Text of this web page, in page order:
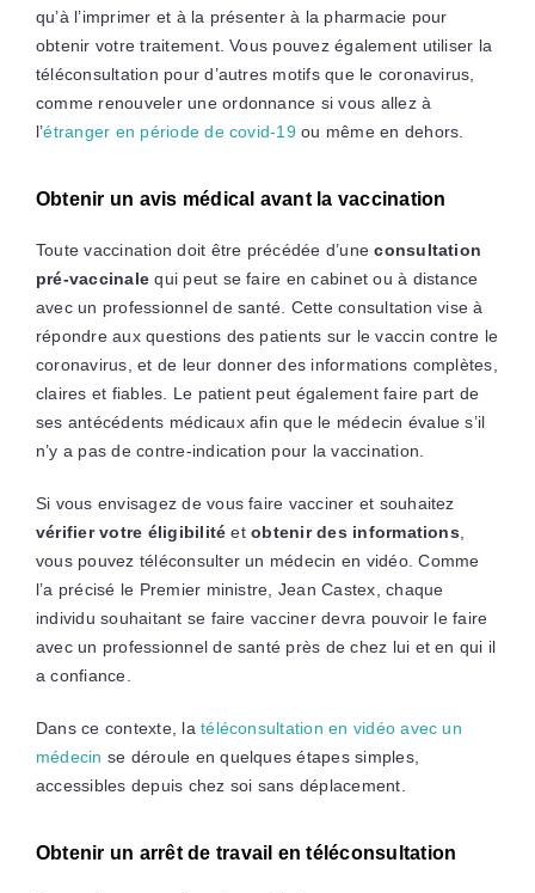
qu’à l’imprimer et à la présenter à la pharmacie pour
obtenir votre traitement. Vous pouvez également utiliser la
téléconsultation pour d’autres motifs que le coronavirus,
comme renouveler une ordonnance si vous allez à
l’étranger en période de covid-19 ou même en dehors.
Obtenir un avis médical avant la vaccination
Toute vaccination doit être précédée d’uneconsultation
pré-vaccinale qui peut se faire en cabinet ou à distance
avec un professionnel de santé. Cette consultation vise à
répondre aux questions des patients sur le vaccin contre le
coronavirus, et de leur donner des informations complètes,
claires et fiables. Le patient peut également faire part de
ses antécédents médicaux afin que le médecin évalue s’il
n’y a pas de contre-indication pour la vaccination.
Si vous envisagez de vous faire vacciner et souhaitez
vérifier votre éligibilité etobtenir des informations,
vous pouvez téléconsulter un médecin en vidéo. Comme
l’a précisé le Premier ministre, Jean Castex, chaque
individu souhaitant se faire vacciner devra pouvoir le faire
avec un professionnel de santé près de chez lui et en qui il
a confiance.
Dans ce contexte, latéléconsultation en vidéo avec un
médecin se déroule en quelques étapes simples,
accessibles depuis chez soi sans déplacement.
Obtenir un arrêt de travail en téléconsultation